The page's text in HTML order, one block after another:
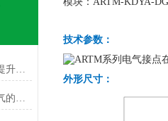
能耗在线监测系统管控方面大大提升了效率和准确性合理性
安科瑞故障电弧探测器在建筑电气的设计与应用
技术参数：
外形尺寸：